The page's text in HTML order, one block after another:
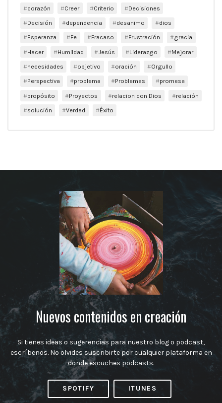
corazón
Creer Criterio
Decisiones
Decisión
dependencia desanimo
dios
Esperanza
Fe Fracaso Frustración
gracia
Hacer
Humildad Jesús Liderazgo
Mejorar
necesidades
objetivo oración
Orgullo
Perspectiva
problema Problemas
promesa
propósito
Proyectos relacion con Dios
relación
solución
Verdad Éxito
Nuevos contenidos en creación
Si tienes ideas o sugerencias para nuestro blog o podcast,
escríbenos. No olvides suscribirte por cualquier plataforma en
donde escuches podcasts.
SPOTIFY ITUNES